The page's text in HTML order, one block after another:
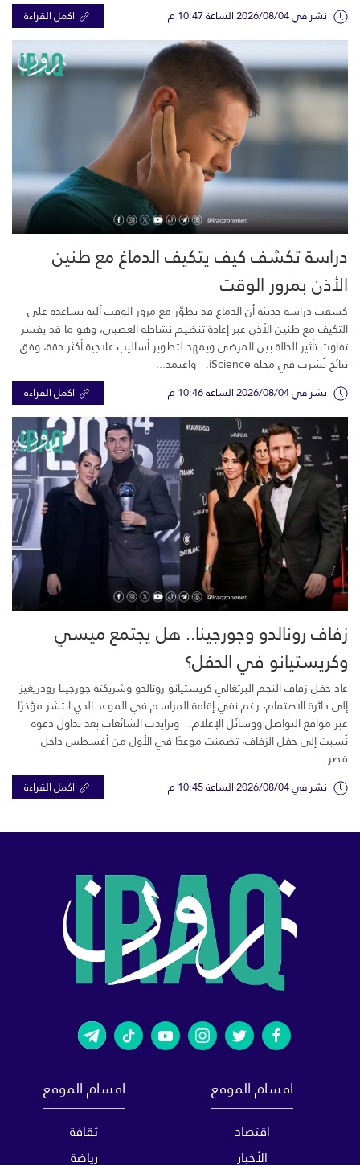
نشر في 2026/08/04 الساعة 10:47 م اكمل القراءة
دراسة تكشف كيف يتكيف الدماغ مع طنين
الأذن بمرور الوقت
كشفت دراسة حديثة أن الدماغ قد يطوّر مع مرور الوقت آلية تساعده على
التكيف مع طنين الأذن عبر إعادة تنظيم نشاطه العصبي، وهو ما قد يفسر
تفاوت تأثير الحالة بين المرضى ويمهد لتطوير أساليب علاجية أكثر دقة، وفق
نتائج نُشرت في مجلة iScience. واعتمد...
نشر في 2026/08/04 الساعة 10:46 م اكمل القراءة
زفاف رونالدو وجورجينا.. هل يجتمع ميسي
وكريستيانو في الحفل؟
عاد حفل زفاف النجم البرتغالي كريستيانو رونالدو وشريكته جورجينا رودريغيز
إلى دائرة الاهتمام، رغم نفي إقامة المراسم في الموعد الذي انتشر مؤخرًا
عبر مواقع التواصل ووسائل الإعلام. وتزايدت الشائعات بعد تداول دعوة
نُسبت إلى حفل الزفاف، تضمنت موعدًا في الأول من أغسطس داخل
قصر...
نشر في 2026/08/04 الساعة 10:45 م اكمل القراءة
اقسام الموقع
اقتصاد
الأخبار
اقسام الموقع
ثقافة
رياضة